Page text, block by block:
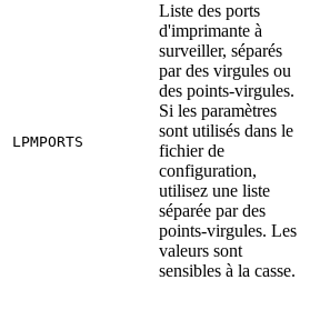
LPMPORTS
Liste des ports
d'imprimante à
surveiller, séparés
par des virgules ou
des points-virgules.
Si les paramètres
sont utilisés dans le
fichier de
configuration,
utilisez une liste
séparée par des
points-virgules. Les
valeurs sont
sensibles à la casse.